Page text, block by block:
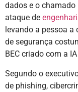
dados e o chamado
ataque de
levando a pessoa
de segurança
BEC criado com a
Segundo o
de phishing,